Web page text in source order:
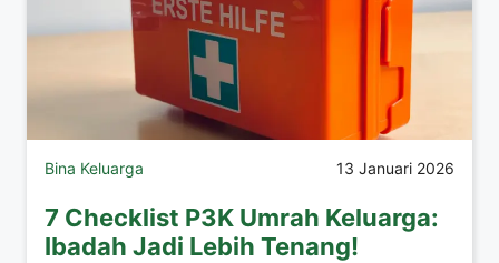
Bina Keluarga 13 Januari 2026
7 Checklist P3K Umrah Keluarga:
Ibadah Jadi Lebih Tenang!